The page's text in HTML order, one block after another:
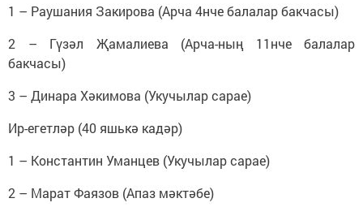
1 – Раушания Закирова (Арча 4нче балалар бакчасы)
2 – Гүзәл Җамалиева (Арча-ның 11нче балалар
бакчасы)
3 – Динара Хәкимова (Укучылар сарае)
Ир-егетләр (40 яшькә кадәр)
1 – Константин Уманцев (Укучылар сарае)
2 – Марат Фаязов (Апаз мәктәбе)